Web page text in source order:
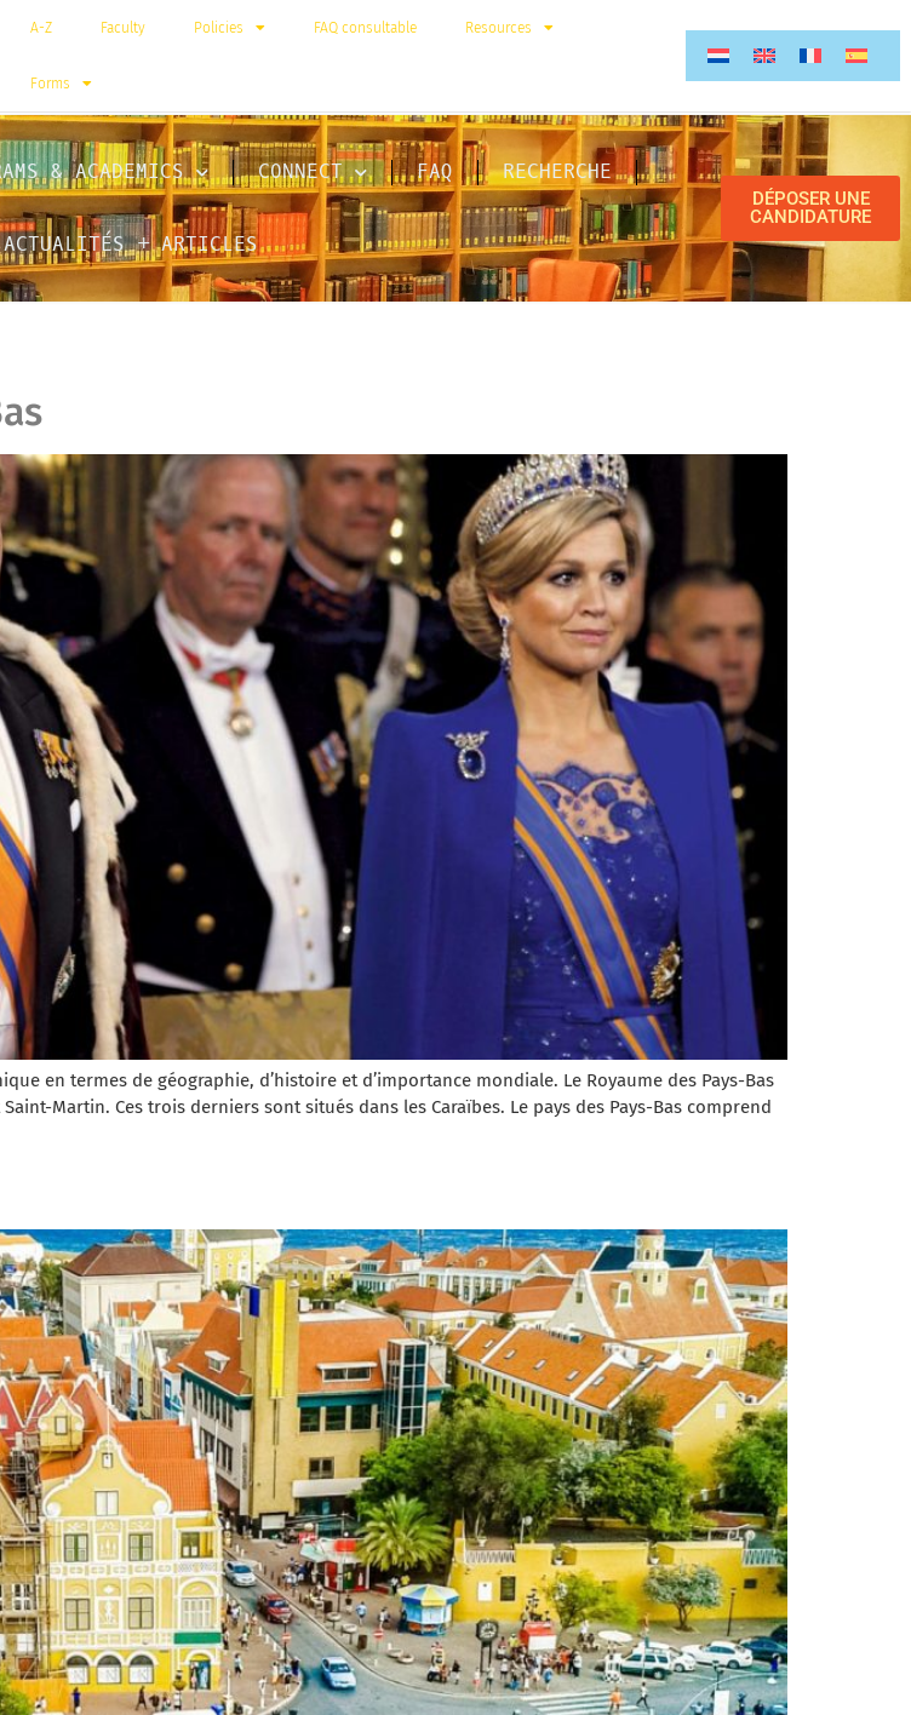
A-Z Faculty Policies FAQ consultable Resources
Forms
& ACADEMICS CONNECT FAQ RECHERCHE
ACTUALITÉS + ARTICLES
DÉPOSER UNE
CANDIDATURE
en termes de géographie, d’histoire et d’importance mondiale. Le Royaume des Pays-Bas
Martin. Ces trois derniers sont situés dans les Caraïbes. Le pays des Pays-Bas comprend